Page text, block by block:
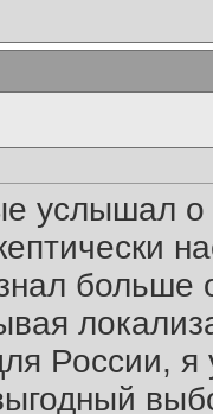
услышал о
больше
России, я